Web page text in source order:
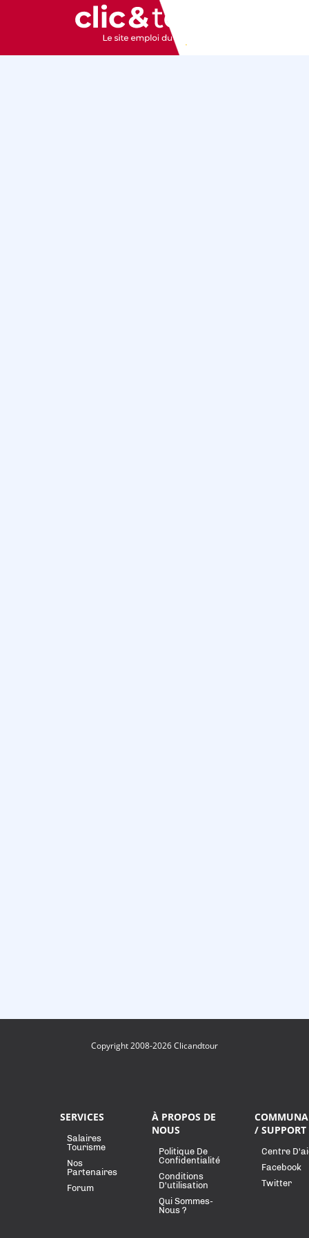
Copyright 2008-2026 Clicandtour
SERVICES
Salaires
Tourisme
Nos
Partenaires
Forum
À PROPOS DE
NOUS
Politique De
Confidentialité
Conditions
D'utilisation
Qui Sommes-
Nous ?
/ SUPPORT
Centre
Facebook
Twitter